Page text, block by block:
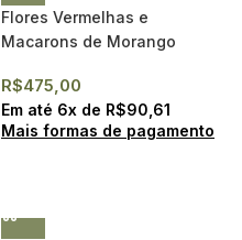
Flores Vermelhas e
Macarons de Morango
R$475,00
Em até 6x de R$90,61
Mais formas de pagamento